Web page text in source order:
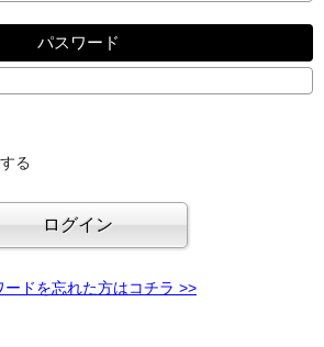
パスワード
る
ードを忘れた方はコチラ >>